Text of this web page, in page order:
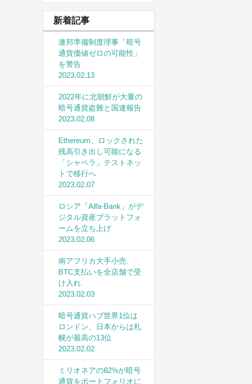
新着記事
連邦準備制度理事「暗号
通貨価値ゼロの可能性」
を警告
2023.02.13
2022年に北朝鮮が大量の
暗号通貨盗難と国連報告
2023.02.08
Ethereum、ロックされた
残高引き出し可能になる
「シャペラ」テストネッ
トで移行へ
2023.02.07
ロシア「Alfa-Bank」がデ
ジタル資産プラットフォ
ームを立ち上げ
2023.02.06
南アフリカ大手小売、
BTC支払いを全店舗で受
け入れ
2023.02.03
暗号通貨ハブ世界1位は
ロンドン、日本からは札
幌が最高の13位
2023.02.02
ミリオネアの82%が暗号
通貨をポートフォリオに